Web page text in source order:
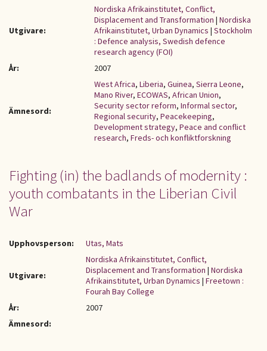
Utgivare:
Nordiska Afrikainstitutet, Conflict,
Displacement and Transformation | Nordiska
Afrikainstitutet, Urban Dynamics | Stockholm
: Defence analysis, Swedish defence
research agency (FOI)
År:
2007
Ämnesord:
West Africa, Liberia, Guinea, Sierra Leone,
Mano River, ECOWAS, African Union,
Security sector reform, Informal sector,
Regional security, Peacekeeping,
Development strategy, Peace and conflict
research, Freds- och konfliktforskning
Fighting (in) the badlands of modernity :
youth combatants in the Liberian Civil
War
Upphovsperson: Utas, Mats
Utgivare:
Nordiska Afrikainstitutet, Conflict,
Displacement and Transformation | Nordiska
Afrikainstitutet, Urban Dynamics | Freetown :
Fourah Bay College
År:
2007
Ämnesord: